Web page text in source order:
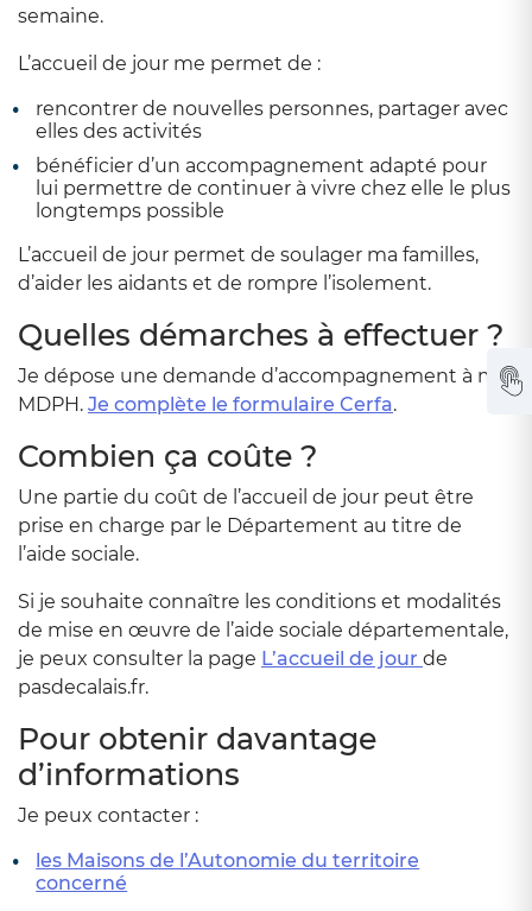
semaine.
L’accueil de jour me permet de :
rencontrer de nouvelles personnes, partager avec
elles des activités
bénéficier d’un accompagnement adapté pour
lui permettre de continuer à vivre chez elle le plus
longtemps possible
L’accueil de jour permet de soulager ma familles,
d’aider les aidants et de rompre l’isolement.
Quelles démarches à effectuer ?
Je dépose une demande d’accompagnement à ma
MDPH. Je complète le formulaire Cerfa.
Combien ça coûte ?
Une partie du coût de l’accueil de jour peut être
prise en charge par le Département au titre de
l’aide sociale.
Si je souhaite connaître les conditions et modalités
de mise en œuvre de l’aide sociale départementale,
je peux consulter la page L’accueil de jour de
pasdecalais.fr.
Pour obtenir davantage
d’informations
Je peux contacter :
les Maisons de l’Autonomie du territoire
concerné